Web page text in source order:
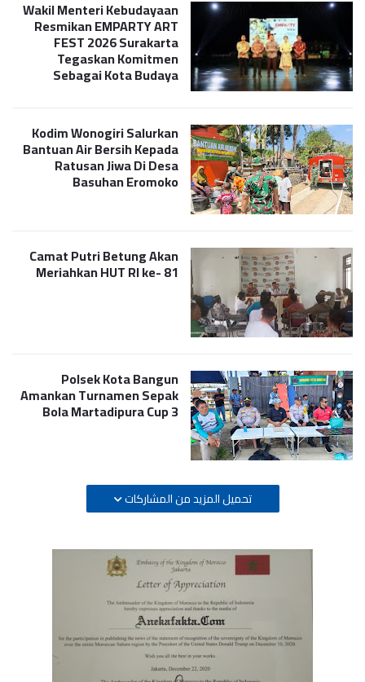
Wakil Menteri Kebudayaan
Resmikan EMPARTY ART
FEST 2026 Surakarta
Tegaskan Komitmen
Sebagai Kota Budaya
Kodim Wonogiri Salurkan
Bantuan Air Bersih Kepada
Ratusan Jiwa Di Desa
Basuhan Eromoko
Camat Putri Betung Akan
Meriahkan HUT RI ke- 81
Polsek Kota Bangun
Amankan Turnamen Sepak
Bola Martadipura Cup 3
تحميل المزيد من المشاركات